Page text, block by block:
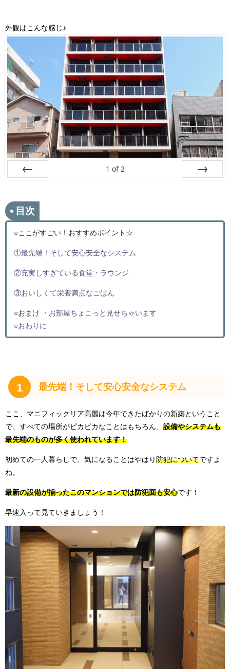
外観はこんな感じ♪
1 of 2
目次
○ここがすごい！おすすめポイント☆
①最先端！そして安心安全なシステム
②充実しすぎている食堂・ラウンジ
③おいしくて栄養満点なごはん
○おまけ
・お部屋ちょこっと見せちゃいます
○おわりに
1 最先端！そして安心安全なシステム
ここ、マニフィックリア高麗は今年できたばかりの新築ということ
で、すべての場所がピカピカなことはもちろん、 設備やシステムも
最先端のものが多く使われています！
初めての一人暮らしで、気になることはやはり 防犯についてですよ
ね。
最新の設備が揃ったこのマンションでは防犯面も安心です！
早速入って見ていきましょう！